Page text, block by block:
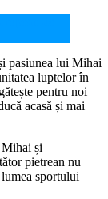
pasiunea lui Mihai
luptelor în
pentru noi
acasă și mai
Mihai și
pietrean nu
sportului